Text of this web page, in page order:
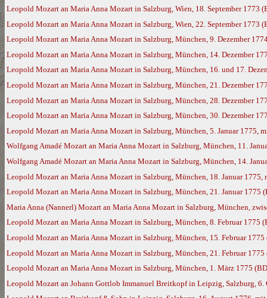
Leopold Mozart an Maria Anna Mozart in Salzburg, Wien, 18. September 1773
Leopold Mozart an Maria Anna Mozart in Salzburg, Wien, 22. September 1773
Leopold Mozart an Maria Anna Mozart in Salzburg, München, 9. Dezember
Leopold Mozart an Maria Anna Mozart in Salzburg, München, 14. Dezember
Leopold Mozart an Maria Anna Mozart in Salzburg, München, 16. und 17.
Leopold Mozart an Maria Anna Mozart in Salzburg, München, 21. Dezember
Leopold Mozart an Maria Anna Mozart in Salzburg, München, 28. Dezember
Leopold Mozart an Maria Anna Mozart in Salzburg, München, 30. Dezember
Leopold Mozart an Maria Anna Mozart in Salzburg, München, 5. Januar 1775,
Wolfgang Amadé Mozart an Maria Anna Mozart in Salzburg, München, 11.
Wolfgang Amadé Mozart an Maria Anna Mozart in Salzburg, München, 14.
Leopold Mozart an Maria Anna Mozart in Salzburg, München, 18. Januar
Leopold Mozart an Maria Anna Mozart in Salzburg, München, 21. Januar 1775
Maria Anna (Nannerl) Mozart an Maria Anna Mozart in Salzburg, München,
Leopold Mozart an Maria Anna Mozart in Salzburg, München, 8. Februar 1775
Leopold Mozart an Maria Anna Mozart in Salzburg, München, 15. Februar 1775
Leopold Mozart an Maria Anna Mozart in Salzburg, München, 21. Februar 1775
Leopold Mozart an Maria Anna Mozart in Salzburg, München, 1. März 1775
Leopold Mozart an Johann Gottlob Immanuel Breitkopf in Leipzig, Salzburg,